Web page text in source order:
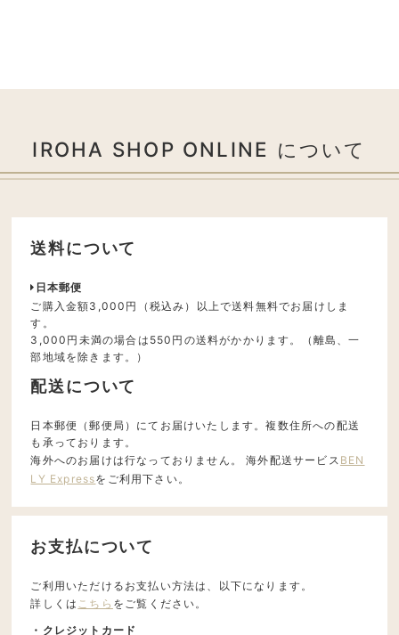
IROHA SHOP ONLINE について
送料について
日本郵便
ご購入金額3,000円（税込み）以上で送料無料でお届けしま
す。
3,000円未満の場合は550円の送料がかかります。（離島、一
部地域を除きます。）
配送について
日本郵便（郵便局）にてお届けいたします。複数住所への配送
も承っております。
海外へのお届けは行なっておりません。 海外配送サービス BEN
LY Expressをご利用下さい。
お支払について
ご利用いただけるお支払い方法は、以下になります。
詳しくは こちら をご覧ください。
・クレジットカード